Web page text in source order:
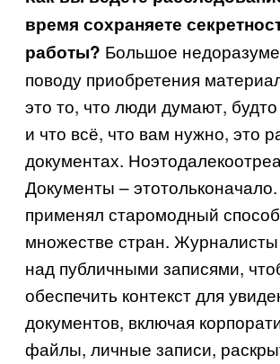
время сохраняете
работы? Большое
поводу приобретения
это то, что люди думают,
и что всё, что вам нужно, это
документах. Ноэтодалекоот
Документы –этотольконачало.
применял старомодный
множестве стран.
над публичными записями,
обеспечить контекст для
документов, включая
файлы, личные записи,